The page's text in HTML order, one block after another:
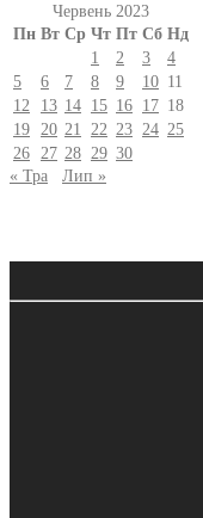
Червень 2023
Пн Вт Ср Чт Пт Сб Нд
1
2 3
4
5
6 7 8 9 10 11
12
13 14 15 16 17 18
19
20 21 22 23 24 25
26
27 28 29 30
« Тра
Лип »